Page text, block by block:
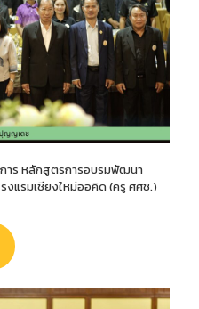
าร หลักสูตรการอบรมพัฒนา
แรมเชียงใหม่ออคิด (ครู ศศช.)